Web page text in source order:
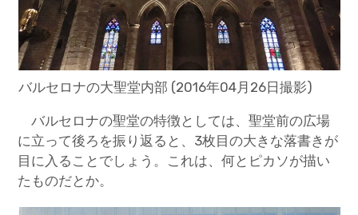
バルセロナの大聖堂内部 (2016年04月26日撮影)
バルセロナの聖堂の特徴としては、聖堂前の広場
に立って後ろを振り返ると、3枚目の大きな落書きが
目に入ることでしょう。これは、何とピカソが描い
たものだとか。